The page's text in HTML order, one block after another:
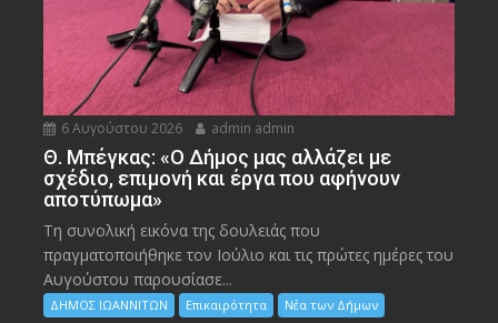
6 Αυγούστου 2026 admin admin
Θ. Μπέγκας: «Ο Δήμος μας αλλάζει με
σχέδιο, επιμονή και έργα που αφήνουν
αποτύπωμα»
Τη συνολική εικόνα της δουλειάς που
πραγματοποιήθηκε τον Ιούλιο και τις πρώτες ημέρες του
Αυγούστου παρουσίασε...
ΔΗΜΟΣ ΙΩΑΝΝΙΤΩΝ Επικαιρότητα Νέα των Δήμων